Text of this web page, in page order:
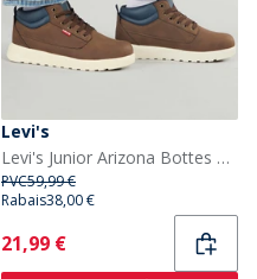
Levi's
Levi's Junior Arizona Bottes Marron Foncé 0018
PVC59,99 €
Rabais38,00 €
Current
21,99 €